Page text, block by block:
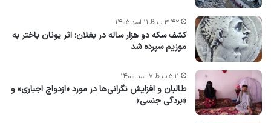
کشف سکه دو هزار ساله در بغلان؛ اثر یونان باختر به
موزیم سپرده شد
۳:۴۲ ب.ظ ۱۱ اسد ۱۴۰۵
طالبان و افزایش نگرانی‌ها در مورد «ازدواج اجباری» و
«بردگی جنسی»
۵:۱۱ ب.ظ ۷ اسد ۱۴۰۰